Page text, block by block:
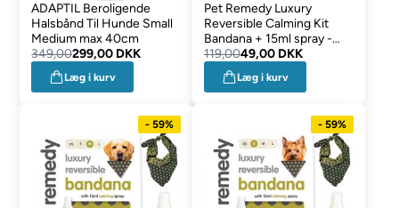
ADAPTIL Beroligende
Halsbånd Til Hunde Small
Medium max 40cm
349,00299,00 DKK
Læg i kurv
Pet Remedy Luxury
Reversible Calming Kit
Bandana + 15ml spray -
SEP DATOVARER LARGE
119,0049,00 DKK
Læg i kurv
- 59% - 59%